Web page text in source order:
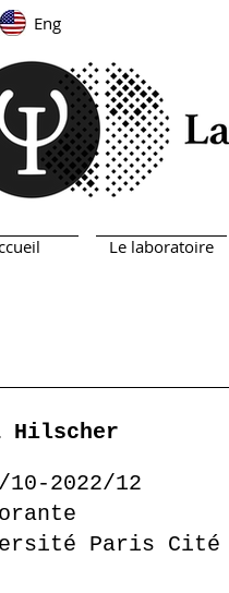
Eng
Le laboratoire
Hilscher
10-2022/12
Paris Cité